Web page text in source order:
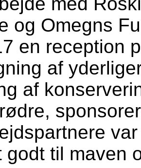
og Omegns
en reception
af
af
godt til maven